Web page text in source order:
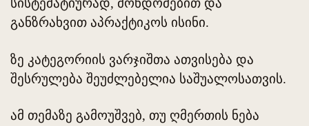
სისტემატიურად, მონდომებით და
განზრახვით აპრაქტიკოს ისინი.
ზე კატეგორიის ვარჯიშთა ათვისება და
შესრულება შეუძლებელია საშუალოსათვის.
ამ თემაზე გამოუშვებ, თუ ღმერთის ნება